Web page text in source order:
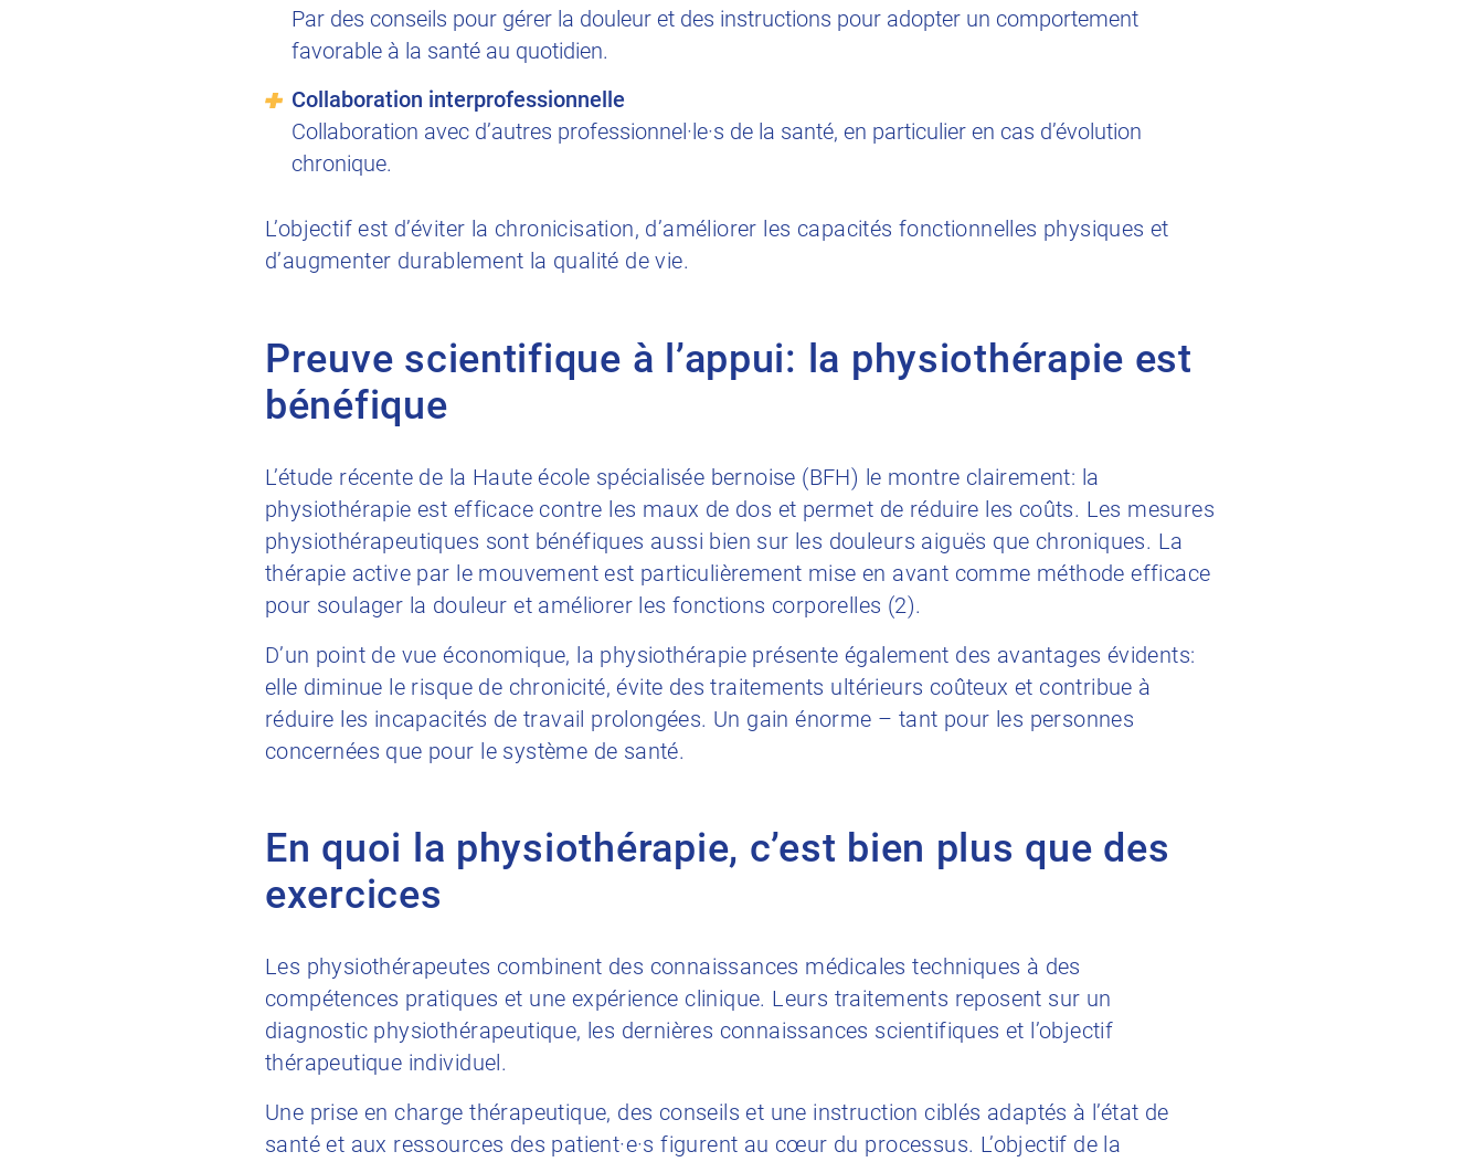
Par des conseils pour gérer la douleur et des instructions pour adopter un comportement
favorable à la santé au quotidien.
Collaboration interprofessionnelle
Collaboration avec d’autres professionnel·le·s de la santé, en particulier en cas d’évolution
chronique.
L’objectif est d’éviter la chronicisation, d’améliorer les capacités fonctionnelles physiques et
d’augmenter durablement la qualité de vie.
Preuve scientifique à l’appui: la physiothérapie est
bénéfique
L’étude récente de la Haute école spécialisée bernoise (BFH) le montre clairement: la
physiothérapie est efficace contre les maux de dos et permet de réduire les coûts. Les mesures
physiothérapeutiques sont bénéfiques aussi bien sur les douleurs aiguës que chroniques. La
thérapie active par le mouvement est particulièrement mise en avant comme méthode efficace
pour soulager la douleur et améliorer les fonctions corporelles (2).
D’un point de vue économique, la physiothérapie présente également des avantages évidents:
elle diminue le risque de chronicité, évite des traitements ultérieurs coûteux et contribue à
réduire les incapacités de travail prolongées. Un gain énorme – tant pour les personnes
concernées que pour le système de santé.
En quoi la physiothérapie, c’est bien plus que des
exercices
Les physiothérapeutes combinent des connaissances médicales techniques à des
compétences pratiques et une expérience clinique. Leurs traitements reposent sur un
diagnostic physiothérapeutique, les dernières connaissances scientifiques et l’objectif
thérapeutique individuel.
Une prise en charge thérapeutique, des conseils et une instruction ciblés adaptés à l’état de
santé et aux ressources des patient·e·s figurent au cœur du processus. L’objectif de la